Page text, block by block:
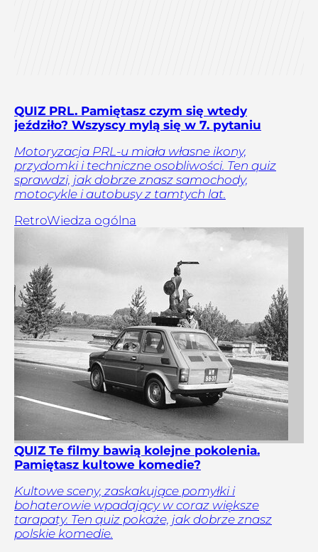
QUIZ PRL. Pamiętasz czym się wtedy
jeździło? Wszyscy mylą się w 7. pytaniu
Motoryzacja PRL-u miała własne ikony,
przydomki i techniczne osobliwości. Ten quiz
sprawdzi, jak dobrze znasz samochody,
motocykle i autobusy z tamtych lat.
RetroWiedza ogólna
QUIZ Te filmy bawią kolejne pokolenia.
Pamiętasz kultowe komedie?
Kultowe sceny, zaskakujące pomyłki i
bohaterowie wpadający w coraz większe
tarapaty. Ten quiz pokaże, jak dobrze znasz
polskie komedie.